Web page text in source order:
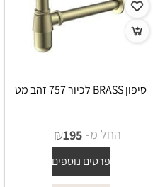
סיפון BRASS לכיור 757 זהב מט
החל מ- ₪195
פרטים נוספים